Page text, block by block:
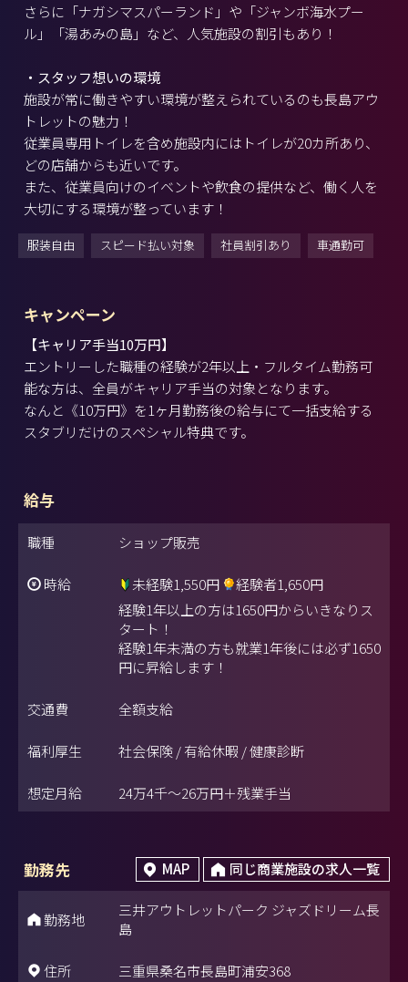
さらに「ナガシマスパーランド」や「ジャンボ海水プー
ル」「湯あみの島」など、人気施設の割引もあり！
・スタッフ想いの環境
施設が常に働きやすい環境が整えられているのも長島アウ
トレットの魅力！
従業員専用トイレを含め施設内にはトイレが20カ所あり、
どの店舗からも近いです。
また、従業員向けのイベントや飲食の提供など、働く人を
大切にする環境が整っています！
服装自由 スピード払い対象 社員割引あり 車通勤可
キャンペーン
【キャリア手当10万円】
エントリーした職種の経験が2年以上・フルタイム勤務可
能な方は、全員がキャリア手当の対象となります。
なんと《10万円》を1ヶ月勤務後の給与にて一括支給する
スタブリだけのスペシャル特典です。
給与
職種 ショップ販売
時給 未経験1,550円
経験者1,650円
経験1年以上の方は1650円からいきなりス
タート！
経験1年未満の方も就業1年後には必ず1650
円に昇給します！
交通費 全額支給
福利厚生 社会保険 / 有給休暇 / 健康診断
想定月給 24万4千～26万円＋残業手当
勤務先 MAP 同じ商業施設の求人一覧
勤務地
三井アウトレットパーク ジャズドリーム長
島
住所 三重県桑名市長島町浦安368